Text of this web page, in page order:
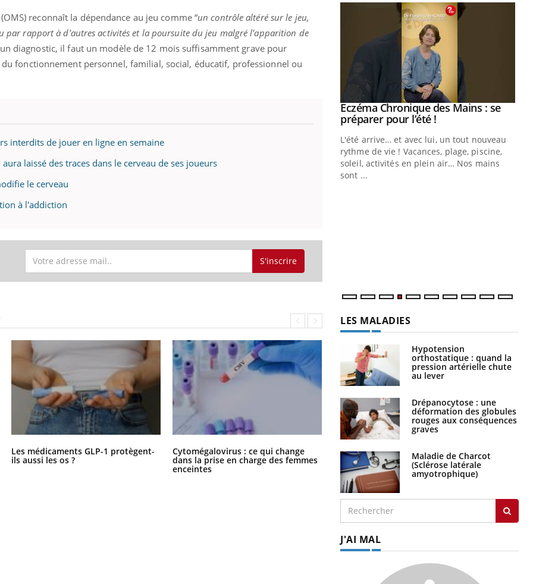
reconnaît la dépendance au jeu comme “un contrôle altéré sur le jeu,
par rapport à d'autres activités et la poursuite du jeu malgré l'apparition de
diagnostic, il faut un modèle de 12 mois suffisamment grave pour
fonctionnement personnel, familial, social, éducatif, professionnel ou
interdits de jouer en ligne en semaine
laissé des traces dans le cerveau de ses joueurs
le cerveau
à l'addiction
S'inscrire
Les médicaments GLP-1 protègent-
ils aussi les os ?
Cytomégalovirus : ce qui change
dans la prise en charge des femmes
enceintes
la nuit ?
irritabilité, brouillard mental ou
alopécie… Les symptômes de la
en fer sont multiples ce qui la rend
En 2026, l'insuline dans le diabète de type 2
patients comme parfois chez les soignants.
Youtube
Eczéma Chronique des Mains : se
préparer pour l’été !Youtube
L'été arrive… et avec lui, un tout nouveau
rythme de vie ! Vacances, plage, piscine,
soleil, activités en plein air… Nos mains
sont ...
LES MALADIES
Hypotension
orthostatique : quand la
pression artérielle chute
au lever
Drépanocytose : une
déformation des globules
rouges aux conséquences
graves
Maladie de Charcot
(Sclérose latérale
amyotrophique)
J'AI MAL